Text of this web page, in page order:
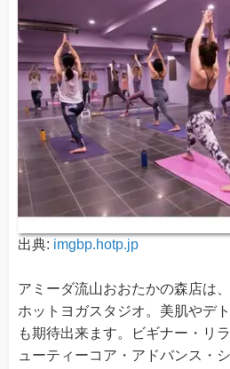
出典: imgbp.hotp.jp
アミーダ流山おおたかの森店は
ホットヨガスタジオ。美肌やデ
も期待出来ます。ビギナー・リ
ューティーコア・アドバンス・